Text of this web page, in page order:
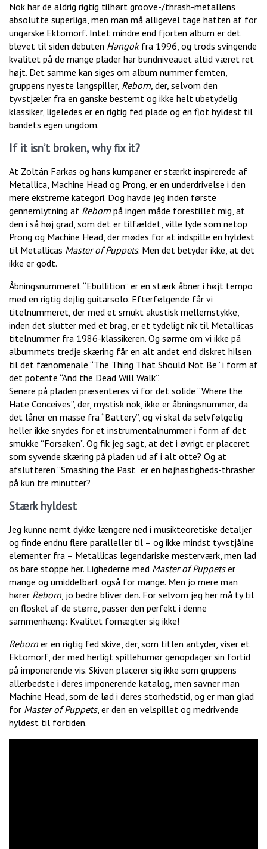
Nok har de aldrig rigtig tilhørt groove-/thrash-metallens
absolutte superliga, men man må alligevel tage hatten af for
ungarske Ektomorf. Intet mindre end fjorten album er det
blevet til siden debuten Hangokfra 1996, og trods svingende
kvalitet på de mange plader har bundniveauet altid været ret
højt. Det samme kan siges om album nummer femten,
gruppens nyeste langspiller, Reborn, der, selvom den
tyvstjæler fra en ganske bestemt og ikke helt ubetydelig
klassiker, ligeledes er en rigtig fed plade og en flot hyldest til
bandets egen ungdom.
If it isn’t broken, why fix it?
At Zoltán Farkas og hans kumpaner er stærkt inspirerede af
Metallica, Machine Head og Prong, er en underdrivelse i den
mere ekstreme kategori. Dog havde jeg inden første
gennemlytning af Reborn på ingen måde forestillet mig, at
den i så høj grad, som det er tilfældet, ville lyde som netop
Prong og Machine Head, der mødes for at indspille en hyldest
til Metallicas Master of Puppets. Men det betyder ikke, at det
ikke er godt.
Åbningsnummeret “Ebullition” er en stærk åbner i højt tempo
med en rigtig dejlig guitarsolo. Efterfølgende får vi
titelnummeret, der med et smukt akustisk mellemstykke,
inden det slutter med et brag, er et tydeligt nik til Metallicas
titelnummer fra 1986-klassikeren. Og sørme om vi ikke på
albummets tredje skæring får en alt andet end diskret hilsen
til det fænomenale “The Thing That Should Not Be” i form af
det potente “And the Dead Will Walk”.
Senere på pladen præsenteres vi for det solide “Where the
Hate Conceives”, der, mystisk nok, ikke er åbningsnummer, da
det låner en masse fra “Battery”, og vi skal da selvfølgelig
heller ikke snydes for et instrumentalnummer i form af det
smukke “Forsaken”. Og fik jeg sagt, at det i øvrigt er placeret
som syvende skæring på pladen ud af i alt otte? Og at
afslutteren “Smashing the Past” er en højhastigheds-thrasher
på kun tre minutter?
Stærk hyldest
Jeg kunne nemt dykke længere ned i musikteoretiske detaljer
og finde endnu flere paralleller til – og ikke mindst tyvstjålne
elementer fra – Metallicas legendariske mesterværk, men lad
os bare stoppe her. Lighederne med Master of Puppetser
mange og umiddelbart også for mange. Men jo mere man
hører Reborn, jo bedre bliver den. For selvom jeg her må ty til
en floskel af de større, passer den perfekt i denne
sammenhæng: Kvalitet fornægter sig ikke!
Reborn er en rigtig fed skive, der, som titlen antyder, viser et
Ektomorf, der med herligt spillehumør genopdager sin fortid
på imponerende vis. Skiven placerer sig ikke som gruppens
allerbedste i deres imponerende katalog, men savner man
Machine Head, som de lød i deres storhedstid, og er man glad
for Master of Puppets, er den en velspillet og medrivende
hyldest til fortiden.